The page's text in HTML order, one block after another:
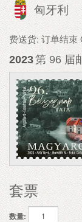
匈牙利
费送货: 订单结束
2023第 96 届
套票
数量: